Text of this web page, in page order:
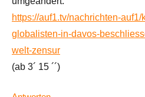
https://auf1.tv/nachrichten-
globalisten-in-davos-
welt-zensur
(ab 3´ 15 ´´)